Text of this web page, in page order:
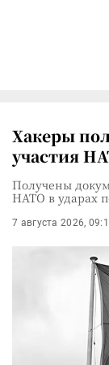
Хакеры
участия
Получены
НАТО в ударах
7 августа 2026,